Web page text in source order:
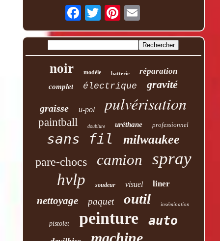
noir modèle batterie réparation
complet électrique gravité
graisse u-pol pulvérisation
paintball doublure uréthane professionnel
sans fil milwaukee
pare-chocs camion spray
hvlp soudeur visuel liner
nettoyage paquet outil insémination
pistolet peinture auto